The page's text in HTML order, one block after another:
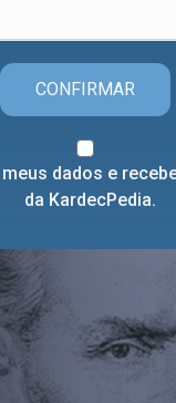
CONFIRMAR
dados e
da KardecPedia.